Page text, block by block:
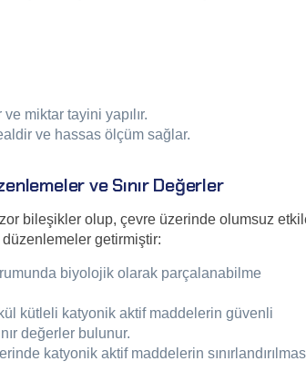
miktar tayini yapılır.
ve hassas ölçüm sağlar.
ve Sınır Değerler
bileşikler olup, çevre üzerinde olumsuz
getirmiştir:
biyolojik olarak parçalanabilme
kütleli katyonik aktif maddelerin güvenli
değerler bulunur.
katyonik aktif maddelerin